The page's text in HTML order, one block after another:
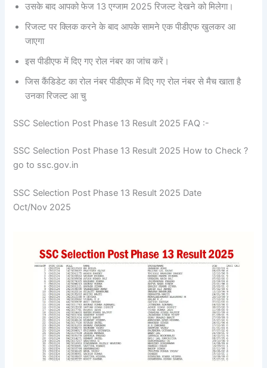
उसके बाद आपको फेज 13 एग्जाम 2025 रिजल्ट देखने को मिलेगा।
रिजल्ट पर क्लिक करने के बाद आपके सामने एक पीडीएफ खुलकर आ
जाएगा
इस पीडीएफ में दिए गए रोल नंबर का जांच करें।
जिस कैंडिडेट का रोल नंबर पीडीएफ में दिए गए रोल नंबर से मैच खाता है
उनका रिजल्ट आ चु
SSC Selection Post Phase 13 Result 2025 FAQ :-
SSC Selection Post Phase 13 Result 2025 How to Check ?
go to ssc.gov.in
SSC Selection Post Phase 13 Result 2025 Date
Oct/Nov 2025